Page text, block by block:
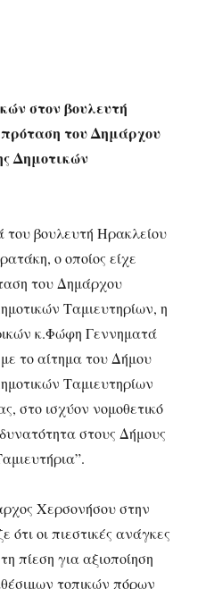
στον βουλευτή
του Δημάρχου
Δημοτικών
βουλευτή Ηρακλείου
ο οποίος είχε
του Δημάρχου
Ταμιευτηρίων, η
κ.Φώφη Γεννηματά
με το αίτημα του Δήμου
Ταμιευτηρίων
στο ισχύον νομοθετικό
στους Δήμους
Χερσονήσου στην
ότι οι πιεστικές ανάγκες
πίεση για αξιοποίηση
τοπικών πόρων